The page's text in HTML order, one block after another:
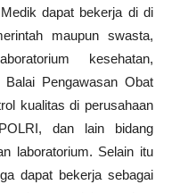
dapat bekerja di di
maupun swasta,
kesehatan,
Balai Pengawasan Obat
kualitas di perusahaan
dan lain bidang
laboratorium. Selain itu
dapat bekerja sebagai